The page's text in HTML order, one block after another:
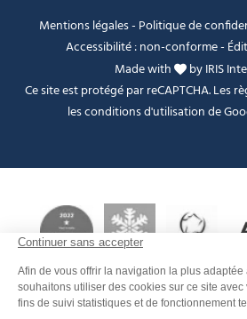
Mentions légales- Politique de
Accessibilité : non-conforme-
Made with
byIRIS
Ce site est protégé par reCAPTCHA. Les
lesconditions d'utilisationde